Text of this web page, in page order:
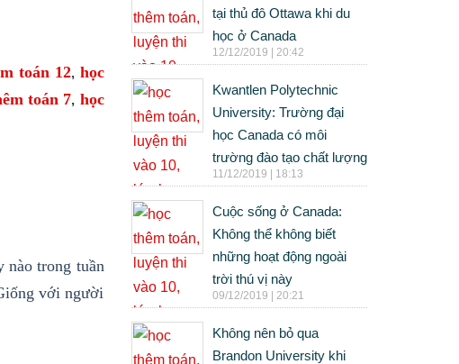
toán 12, học
toán 7, học
nào trong tuần
với người
tại thủ đô Ottawa khi du
học ở Canada
12/12/2019 | 20:42
Kwantlen Polytechnic
University: Trường đại
học Canada có môi
trường đào tạo chất lượng
11/12/2019 | 18:13
Cuộc sống ở Canada:
Không thể không biết
những hoạt động ngoài
trời thú vị này
09/12/2019 | 20:21
Không nên bỏ qua
Brandon University khi